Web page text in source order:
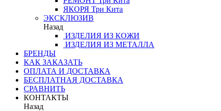
ЯКОРЯ Три Кита
ЭКСКЛЮЗИВ
Назад
ИЗДЕЛИЯ ИЗ КОЖИ
ИЗДЕЛИЯ ИЗ МЕТАЛЛА
БРЕНДЫ
КАК ЗАКАЗАТЬ
ОПЛАТА И ДОСТАВКА
БЕСПЛАТНАЯ ДОСТАВКА
СРАВНИТЬ
КОНТАКТЫ
Назад